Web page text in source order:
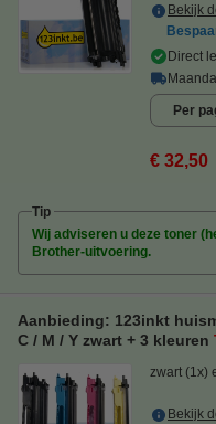
Bekijk
Direct
Per
€ 32,50
Tip
Wij adviseren u deze toner
Brother-uitvoering.
Aanbieding: 123inkt
C / M / Y zwart + 3 kleuren
zwart (1x)
Bekijk